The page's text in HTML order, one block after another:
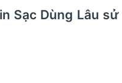
Sạc Dùng Lâu